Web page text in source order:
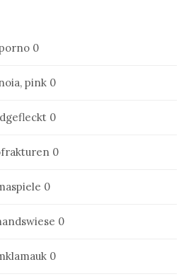
0
pink 0
0
0
0
0
0